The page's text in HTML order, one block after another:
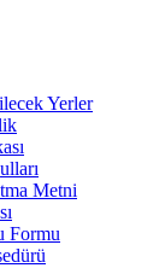
Yerler
Metni
Formu